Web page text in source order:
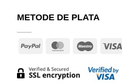
METODE DE PLATA
PayPal MasterCardMaestro